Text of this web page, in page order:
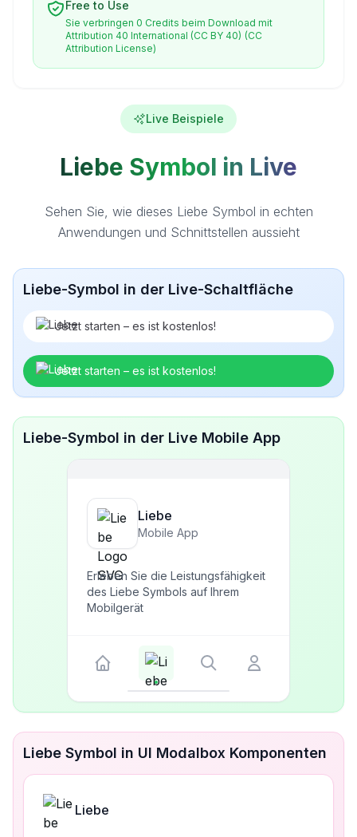
Free to Use
Sie verbringen 0 Credits beim Download mit
Attribution 40 International (CC BY 40) (CC
Attribution License)
Live Beispiele
Liebe Symbol in Live
Sehen Sie, wie dieses Liebe Symbol in echten
Anwendungen und Schnittstellen aussieht
Liebe-Symbol in der Live-Schaltfläche
Jetzt starten – es ist kostenlos!
Jetzt starten – es ist kostenlos!
Liebe-Symbol in der Live Mobile App
Liebe
Mobile App
Erleben Sie die Leistungsfähigkeit
des Liebe Symbols auf Ihrem
Mobilgerät
Liebe Symbol in UI Modalbox Komponenten
Liebe